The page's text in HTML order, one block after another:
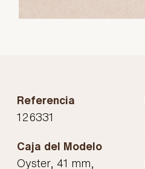
Referencia
126331
Caja del Modelo
Oyster, 41 mm,